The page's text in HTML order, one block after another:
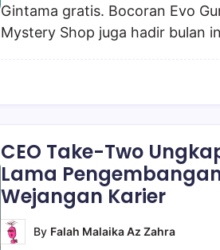
Gintama gratis. Bocoran Evo
Mystery Shop juga hadir bulan
CEO Take-Two
Lama Pengembangan
Wejangan Karier
By Falah Malaika Az Zahra